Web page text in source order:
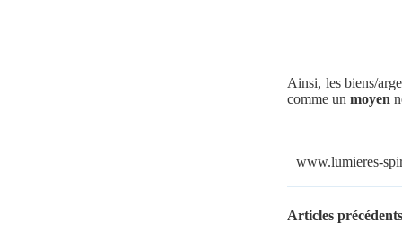
Ainsi, les biens/
comme un moyen
www.lumieres-
Articles